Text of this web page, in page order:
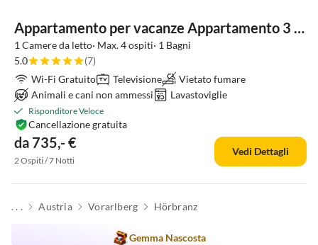
Appartamento per vacanze Appartamento 3 nella Casa Vacanze Sandra
1 Camere da letto· Max. 4 ospiti· 1 Bagni
5.0
(7)
Wi-Fi Gratuito
Televisione
Vietato fumare
Animali e cani non ammessi
Lavastoviglie
Risponditore Veloce
da 735,- €
Cancellazione gratuita
2 Ospiti / 7 Notti
Vedi Dettagli
. . . Austria Vorarlberg Hörbranz
Gemma Nascosta